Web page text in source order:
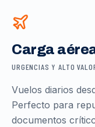
Carga
URGENCIAS Y ALTO
Vuelos diarios
Perfecto para
documentos